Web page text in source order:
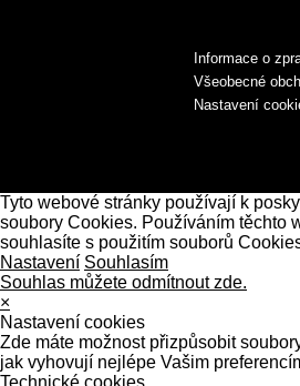
Informace o
Všeobecné
Nastavení
Tyto webové stránky používají k
soubory Cookies. Používáním těchto
souhlasíte s použitím souborů
Nastavení Souhlasím
Souhlas můžete odmítnout zde.
×
Nastavení cookies
Zde máte možnost přizpůsobit
jak vyhovují nejlépe Vašim
Technické cookies